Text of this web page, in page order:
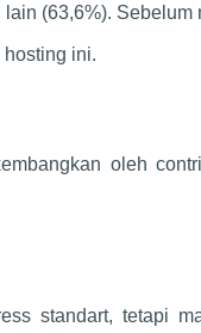
(63,6%). Sebelum
ini.
oleh
standart, tetapi